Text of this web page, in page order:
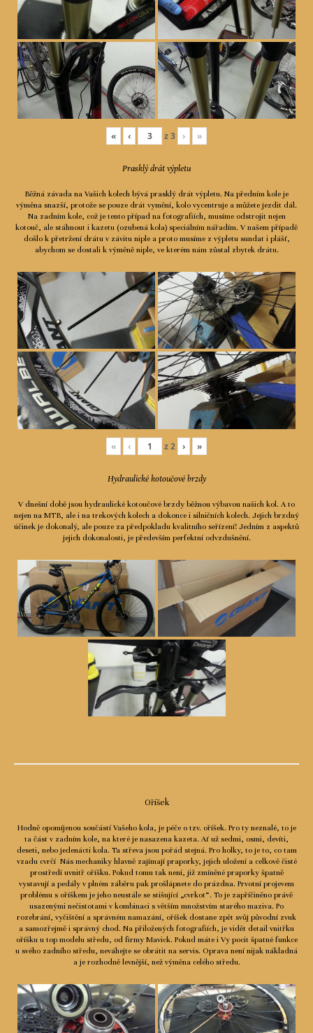
« ‹ z3 › »
Prasklý drát výpletu
Běžná závada na Vašich kolech bývá prasklý drát výpletu. Na předním kole je
výměna snazší, protože se pouze drát vymění, kolo vycentruje a můžete jezdit dál.
Na zadním kole, což je tento případ na fotografiích, musíme odstrojit nejen
kotouč, ale stáhnout i kazetu (ozubená kola) speciálním nářadím. V našem případě
došlo k přetržení drátu v závitu niple a proto musíme z výpletu sundat i plášť,
abychom se dostali k výměně niple, ve kterém nám zůstal zbytek drátu.
« ‹ z2 › »
Hydraulické kotoučové brzdy
V dnešní době jsou hydraulické kotoučové brzdy běžnou výbavou našich kol. A to
nejen na MTB, ale i na trekových kolech a dokonce i silničních kolech. Jejich brzdný
účinek je dokonalý, ale pouze za předpokladu kvalitního seřízení! Jedním z aspektů
jejich dokonalosti, je především perfektní odvzdušnění.
Oříšek
Hodně opomíjenou součástí Vašeho kola, je péče o tzv. oříšek. Pro ty neznalé, to je
ta část v zadním kole, na které je nasazena kazeta. Ať už sedmi, osmi, devíti,
deseti, nebo jedenácti kola. Ta střeva jsou pořád stejná. Pro holky, to je to, co tam
vzadu cvrčí Nás mechaniky hlavně zajímají praporky, jejich uložení a celkově čisté
prostředí uvnitř oříšku. Pokud tomu tak není, již zmíněné praporky špatně
vystavují a pedály v plném záběru pak prošlápnete do prázdna. Prvotní projevem
problému s oříškem je jeho neustále se stišující „cvrkot“. To je zapříčiněno právě
usazenými nečistotami v kombinaci s větším množstvím starého maziva. Po
rozebrání, vyčištění a správném namazání, oříšek dostane zpět svůj původní zvuk
a samozřejmě i správný chod. Na přiložených fotografiích, je vidět detail vnitřku
oříšku u top modelu středu, od firmy Mavick. Pokud máte i Vy pocit špatné funkce
u svého zadního středu, neváhejte se obrátit na servis. Oprava není nijak nákladná
a je rozhodně levnější, než výměna celého středu.